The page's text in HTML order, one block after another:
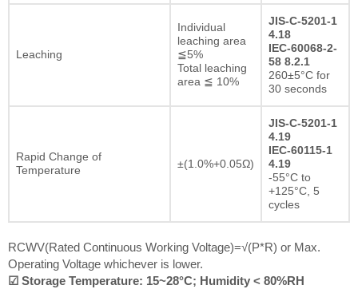
Leaching
Individual
leaching area
≦5%
Total leaching
area ≦ 10%
JIS-C-5201-1
4.18
IEC-60068-2-
58 8.2.1
260±5°C for
30 seconds
Rapid Change of
Temperature
±(1.0%+0.05Ω)
JIS-C-5201-1
4.19
IEC-60115-1
4.19
-55°C to
+125°C, 5
cycles
RCWV(Rated Continuous Working Voltage)=√(P*R) or Max.
Operating Voltage whichever is lower.
☑ Storage Temperature: 15~28°C; Humidity < 80%RH